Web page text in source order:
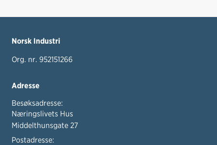
Norsk Industri
Org. nr. 952151266
Adresse
Besøksadresse:
Næringslivets Hus
Middelthunsgate 27
Postadresse: